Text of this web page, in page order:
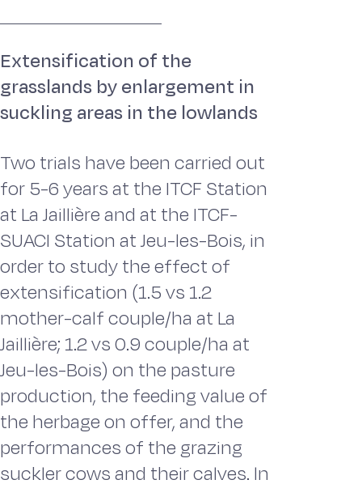
Extensification of the
grasslands by enlargement in
suckling areas in the lowlands
Two trials have been carried out
for 5-6 years at the ITCF Station
at La Jaillière and at the ITCF-
SUACI Station at Jeu-les-Bois, in
order to study the effect of
extensification (1.5 vs 1.2
mother-calf couple/ha at La
Jaillière; 1.2 vs 0.9 couple/ha at
Jeu-les-Bois) on the pasture
production, the feeding value of
the herbage on offer, and the
performances of the grazing
suckler cows and their calves. ln